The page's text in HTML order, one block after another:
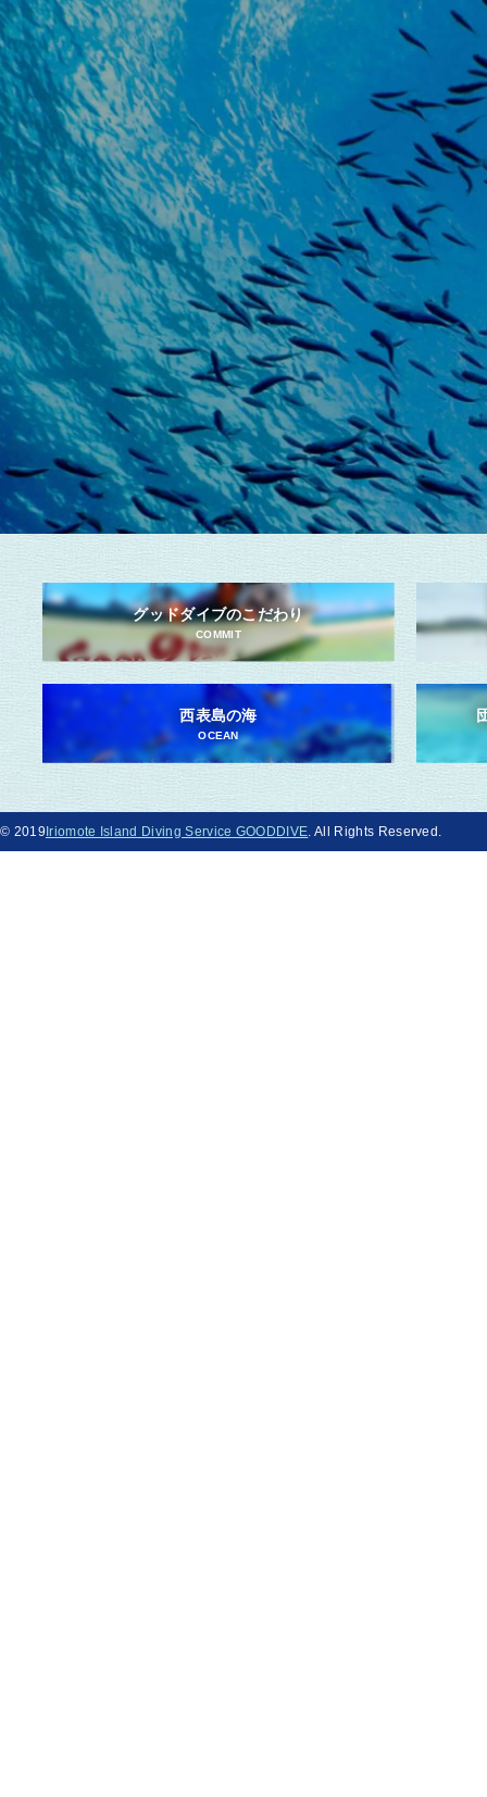
グッドダイブのこだわり
COMMIT
西表島の海
OCEAN
© 2019 Iriomote Island Diving Service GOODDIVE. All Rights Reserved.